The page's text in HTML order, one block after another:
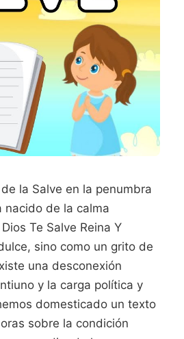
la Salve en la penumbra
nacido de la calma
Te Salve Reina Y
sino como un grito de
una desconexión
y la carga política y
domesticado un texto
sobre la condición